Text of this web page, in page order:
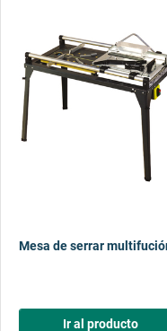
Mesa de serrar
Ir al producto